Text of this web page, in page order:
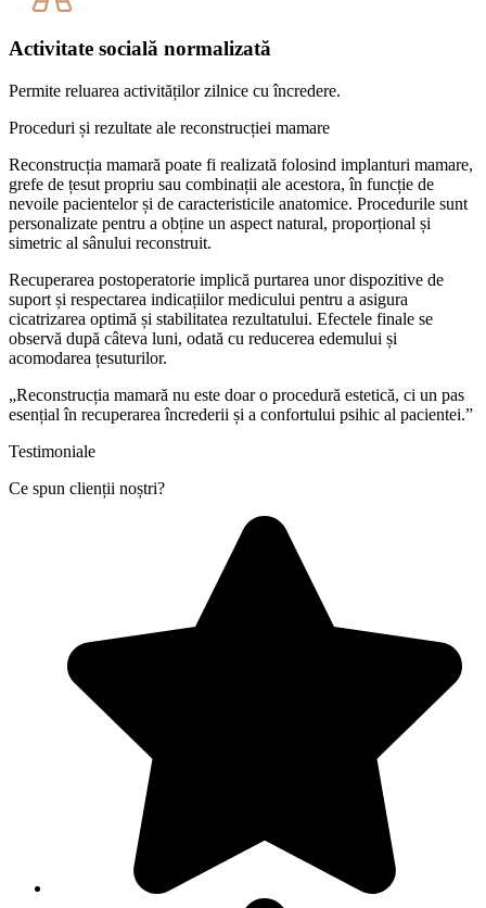
Activitate socială normalizată
Permite reluarea activităților zilnice cu încredere.
Proceduri și rezultate ale reconstrucției mamare
Reconstrucția mamară poate fi realizată folosind implanturi mamare,
grefe de țesut propriu sau combinații ale acestora, în funcție de
nevoile pacientelor și de caracteristicile anatomice. Procedurile sunt
personalizate pentru a obține un aspect natural, proporțional și
simetric al sânului reconstruit.
Recuperarea postoperatorie implică purtarea unor dispozitive de
suport și respectarea indicațiilor medicului pentru a asigura
cicatrizarea optimă și stabilitatea rezultatului. Efectele finale se
observă după câteva luni, odată cu reducerea edemului și
acomodarea țesuturilor.
„Reconstrucția mamară nu este doar o procedură estetică, ci un pas
esențial în recuperarea încrederii și a confortului psihic al pacientei.”
Testimoniale
Ce spun clienții noștri?